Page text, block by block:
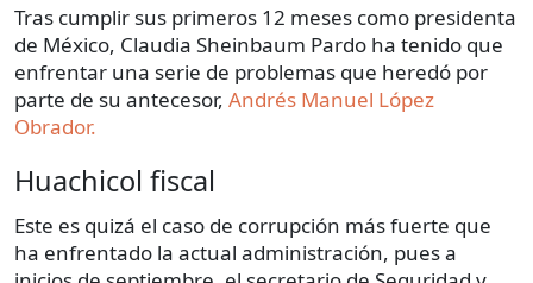
Tras cumplir sus primeros 12 meses como presidenta
de México, Claudia Sheinbaum Pardo ha tenido que
enfrentar una serie de problemas que heredó por
parte de su antecesor, Andrés Manuel López
Obrador.
Huachicol fiscal
Este es quizá el caso de corrupción más fuerte que
ha enfrentado la actual administración, pues a